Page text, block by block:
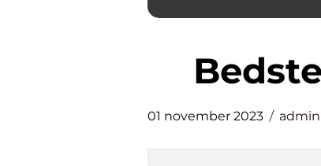
01 november 2023 admin